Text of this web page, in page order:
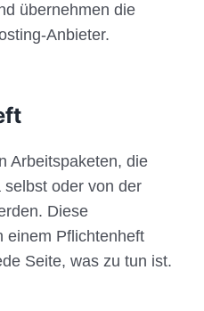
übernehmen die
Anbieter.
Arbeitspaketen, die
oder von der
Diese
einem Pflichtenheft
Seite, was zu tun ist.